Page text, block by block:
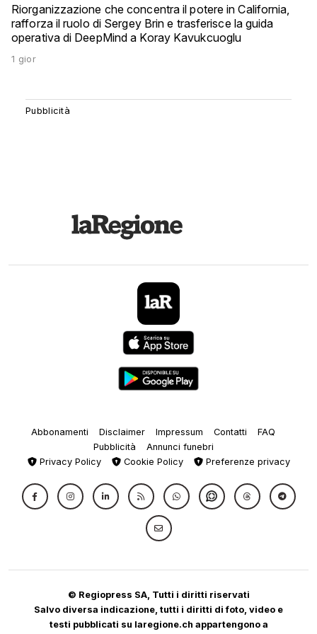
Riorganizzazione che concentra il potere in California,
rafforza il ruolo di Sergey Brin e trasferisce la guida
operativa di DeepMind a Koray Kavukcuoglu
1 gior
Abbonamenti Disclaimer Impressum Contatti
FAQ
Pubblicità
Annunci funebri
Privacy Policy
Cookie Policy Preferenze privacy
© Regiopress SA, Tutti i diritti riservati
Salvo diversa indicazione, tutti i diritti di foto, video e
testi pubblicati su laregione.ch appartengono a